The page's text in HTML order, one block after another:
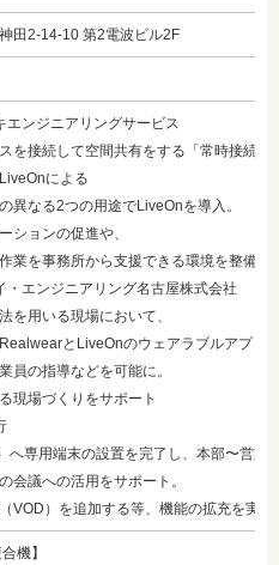
田2-14-10 第2電波ビル2F
エンジニアリングサービス
を接続して空間共有をする「常時接続」
による
異なる2つの用途でLiveOnを導入。
ションの促進や、
業を事務所から支援できる環境を整備
・エンジニアリング名古屋株式会社
を用いる現場において、
とLiveOnのウェアラブルアプリ
員の指導などを可能に。
現場づくりをサポート
へ専用端末の設置を完了し、本部〜営業
会議への活用をサポート。
VOD）を追加する等、機能の拡充を実施
機】